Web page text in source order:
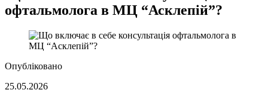
офтальмолога в МЦ “Асклепій”?
Опубліковано
25.05.2026